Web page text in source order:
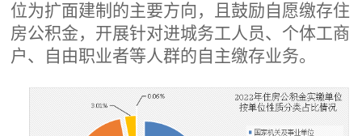
位为扩面建制的主要方向，且鼓励自愿缴存住
房公积金，开展针对进城务工人员、个体工商
户、自由职业者等人群的自主缴存业务。